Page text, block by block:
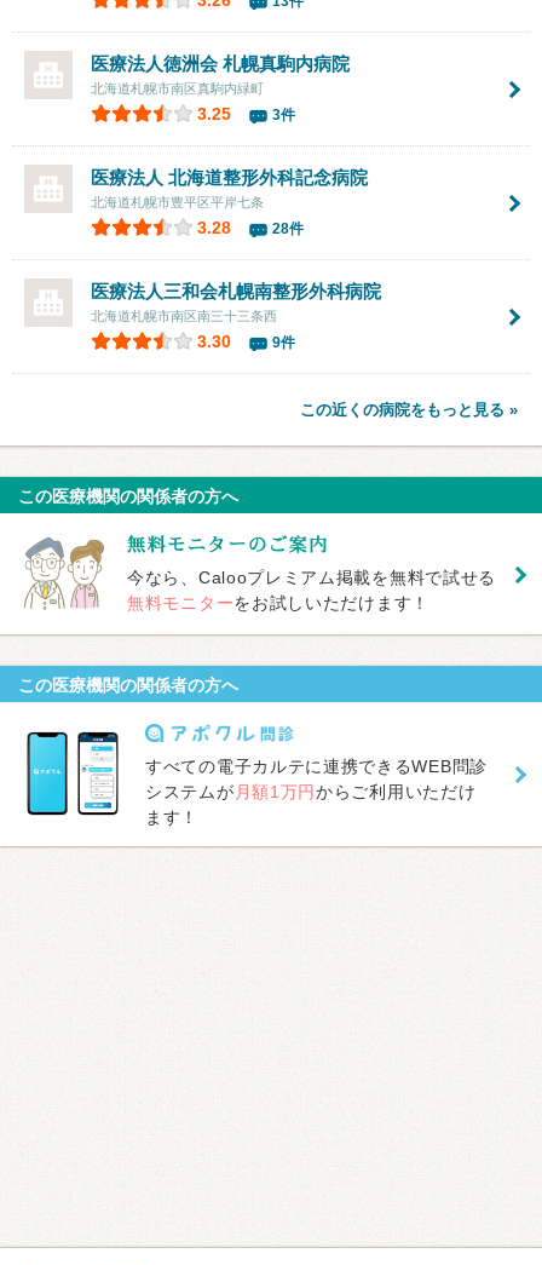
医療法人徳洲会札幌真駒内病院
北海道札幌市南区真駒内緑町
3.25 3件
医療法人 北海道整形外科記念病院
北海道札幌市豊平区平岸七条
3.28 28件
医療法人三和会札幌南整形外科病院
北海道札幌市南区南三十三条西
3.30 9件
この近くの病院をもっと見る »
この医療機関の関係者の方へ
今なら、Calooプレミアム掲載を無料で試せる
無料モニターをお試しいただけます！
この医療機関の関係者の方へ
すべての電子カルテに連携できるWEB問診
システムが 月額1万円からご利用いただけ
ます！